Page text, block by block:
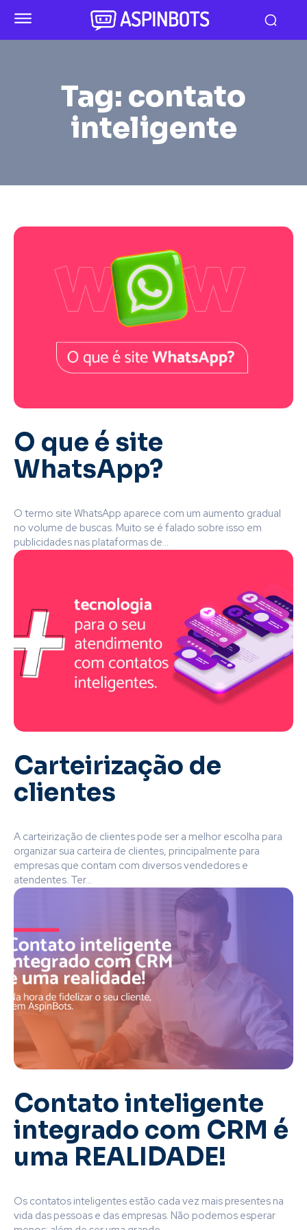
Tag: contato
inteligente
O que é site
WhatsApp?
O termo site WhatsApp aparece com um aumento gradual
no volume de buscas. Muito se é falado sobre isso em
publicidades nas plataformas de...
Carteirização de
clientes
A carteirização de clientes pode ser a melhor escolha para
organizar sua carteira de clientes, principalmente para
empresas que contam com diversos vendedores e
atendentes. Ter...
Contato inteligente
integrado com CRM é
uma REALIDADE!
Os contatos inteligentes estão cada vez mais presentes na
vida das pessoas e das empresas. Não podemos esperar